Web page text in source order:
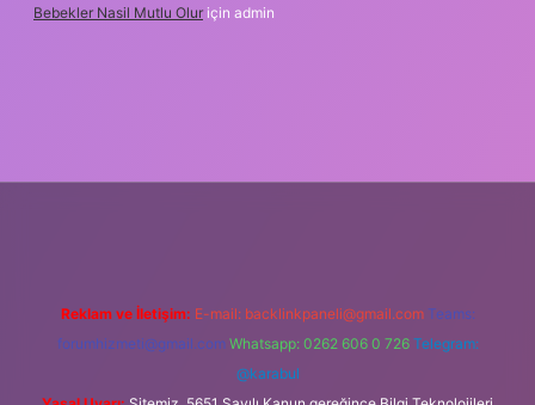
Bebekler Nasil Mutlu Olur için admin
Reklam ve İletişim: E-mail: backlinkpaneli@gmail.com Teams:
forumhizmeti@gmail.com Whatsapp: 0262 606 0 726 Telegram:
@karabul